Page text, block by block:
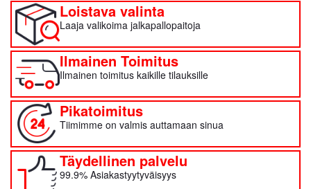
Loistava valinta
Laaja valikoima jalkapallopaitoja
Ilmainen Toimitus
Ilmainen toimitus kaikille tilauksille
Pikatoimitus
Tiimimme on valmis auttamaan sinua
Täydellinen palvelu
99.9% Asiakastyytyväisyys